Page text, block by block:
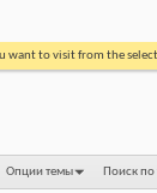
want to visit from the
Опции темы Поиск по